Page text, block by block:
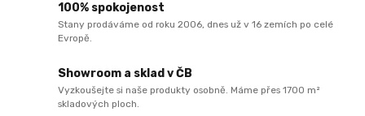
100% spokojenost
Stany prodáváme od roku 2006, dnes už v 16 zemích po celé
Evropě.
Showroom a sklad v ČB
Vyzkoušejte si naše produkty osobně. Máme přes 1700 m²
skladových ploch.